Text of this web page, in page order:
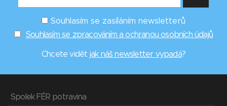
Souhlasím se zasíláním newsletterů
Souhlasím se zpracováním a ochranou osobních údajů
Chcete vidět jak náš newsletter vypadá?
Spolek FÉR potravina